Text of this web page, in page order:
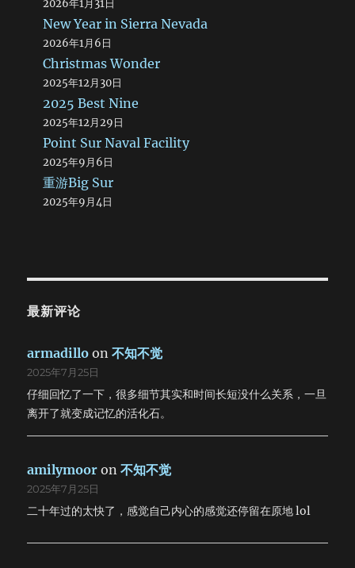
2026年1月31日
New Year in Sierra Nevada
2026年1月6日
Christmas Wonder
2025年12月30日
2025 Best Nine
2025年12月29日
Point Sur Naval Facility
2025年9月6日
重游Big Sur
2025年9月4日
最新评论
armadillo on不知不觉
2025年7月25日
仔细回忆了一下，很多细节其实和时间长短没什么关系，一旦
离开了就变成记忆的活化石。
amilymoor on不知不觉
2025年7月25日
二十年过的太快了，感觉自己内心的感觉还停留在原地 lol